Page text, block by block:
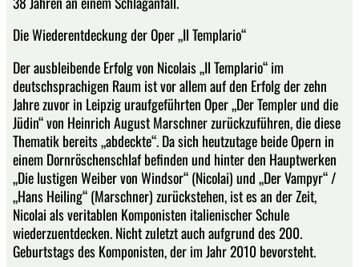
Die Wiederentdeckung der Oper „Il Templario“
Der ausbleibende Erfolg von Nicolais „Il Templario“ im
deutschsprachigen Raum ist vor allem auf den Erfolg der zehn
Jahre zuvor in Leipzig uraufgeführten Oper „Der Templer und die
Jüdin“ von Heinrich August Marschner zurückzuführen, die diese
Thematik bereits „abdeckte“. Da sich heutzutage beide Opern in
einem Dornröschenschlaf befinden und hinter den Hauptwerken
„Die lustigen Weiber von Windsor“ (Nicolai) und „Der Vampyr“ /
„Hans Heiling“ (Marschner) zurückstehen, ist es an der Zeit,
Nicolai als veritablen Komponisten italienischer Schule
wiederzuentdecken. Nicht zuletzt auch aufgrund des 200.
Geburtstags des Komponisten, der im Jahr 2010 bevorsteht.